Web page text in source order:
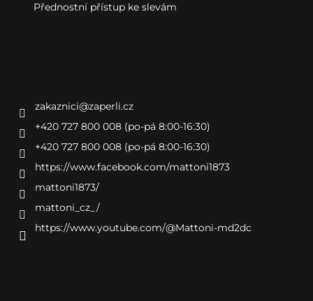
Přednostní přístup ke slevám
zakaznici@zaperli.cz
+420 727 800 008 (po-pá 8:00-16:30)
+420 727 800 008 (po-pá 8:00-16:30)
https://www.facebook.com/mattoni1873
mattoni1873/
mattoni_cz_/
https://www.youtube.com/@Mattoni-md2dc